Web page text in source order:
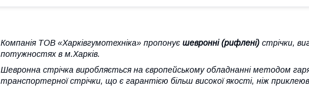
Компанія ТОВ «Харківгумотехніка» пропонує шевронні (рифлені) стрічки,
потужностях в м.Харків.
Шевронна стрічка виробляється на європейському обладнанні методом
транспортерної стрічки, що є гарантією більш високої якості, ніж